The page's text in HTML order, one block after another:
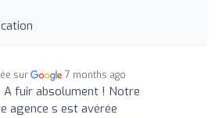
sur 7 months ago
A fuir absolument ! Notre
agence s est avérée